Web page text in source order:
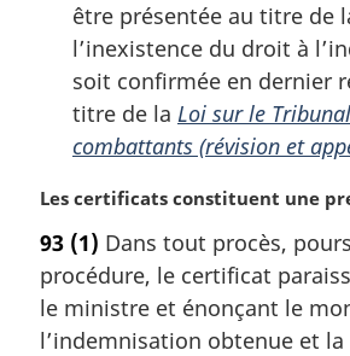
être présentée au titre de
l’inexistence du droit à
soit confirmée en dernier
titre de la Loi sur le
combattants (révision et
N
t
e
m
a
Les certificats constituent une
93 (1) Dans tout procès,
procédure, le certificat
le ministre et énonçant le
l’indemnisation obtenue et